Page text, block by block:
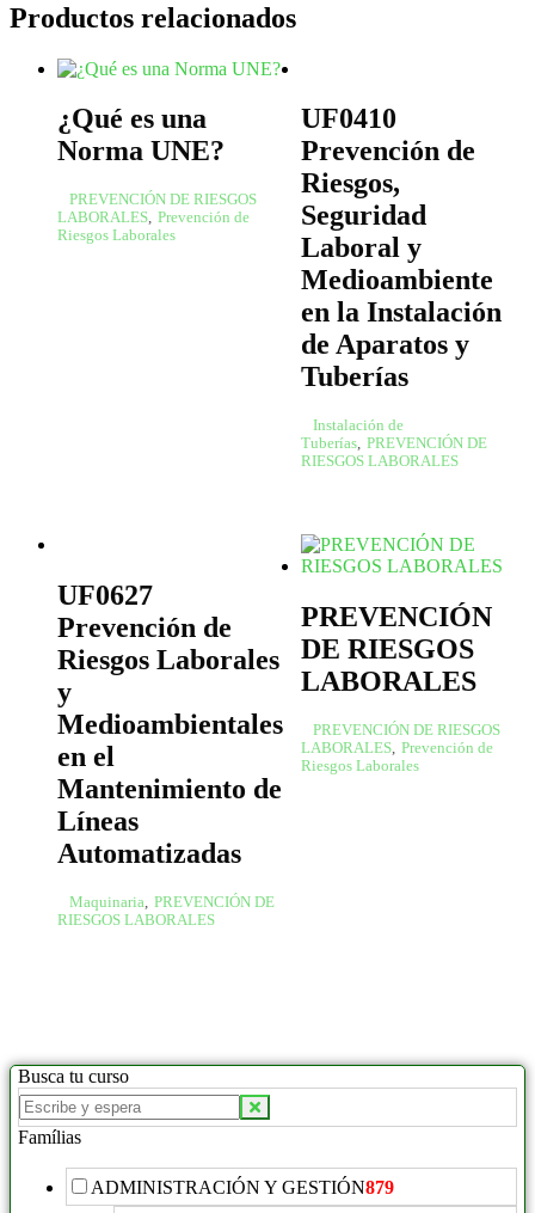
Productos relacionados
¿Qué es una
Norma UNE?
PREVENCIÓN DE RIESGOS
LABORALES, Prevención de
Riesgos Laborales
UF0410
Prevención de
Riesgos,
Seguridad
Laboral y
Medioambiente
en la Instalación
de Aparatos y
Tuberías
Instalación de
Tuberías, PREVENCIÓN DE
RIESGOS LABORALES
UF0627
Prevención de
Riesgos Laborales
y
Medioambientales
en el
Mantenimiento de
Líneas
Automatizadas
Maquinaria, PREVENCIÓN DE
RIESGOS LABORALES
PREVENCIÓN
DE RIESGOS
LABORALES
PREVENCIÓN DE RIESGOS
LABORALES, Prevención de
Riesgos Laborales
Busca tu curso
Famílias
ADMINISTRACIÓN Y GESTIÓN879